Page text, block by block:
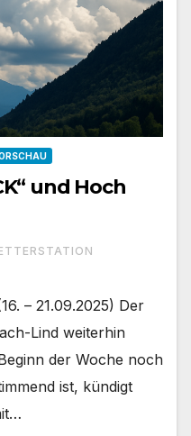
und Hoch
– 21.09.2025) Der
Lind weiterhin
der Woche noch
ist, kündigt